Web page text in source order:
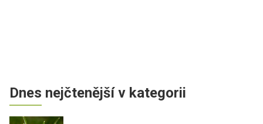
Dnes nejčtenější v kategorii